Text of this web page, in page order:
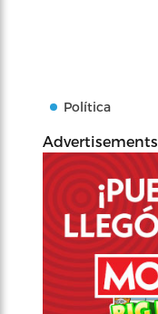
Política
Advertisements